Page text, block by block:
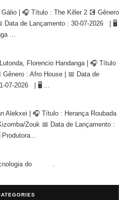
| 🎧 Título : The Killer 2 💽 Gênero
Data de Lançamento : 30-07-2026 | 🖥
...
Florencio Handanga | 🎧 Título
Gênero : Afro House | 📅 Data de
07-2026 | 🖥 ...
Alekxei | 🎧 Título : Herança Roubada
Zouk 📅 Data de Lançamento :
do .